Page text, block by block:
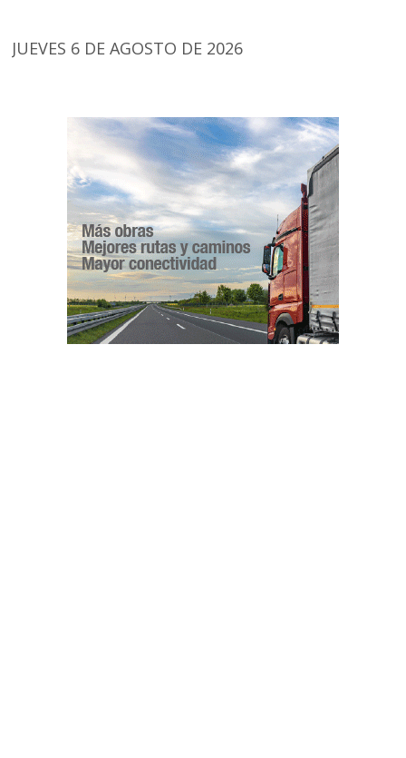
JUEVES 6 DE AGOSTO DE 2026